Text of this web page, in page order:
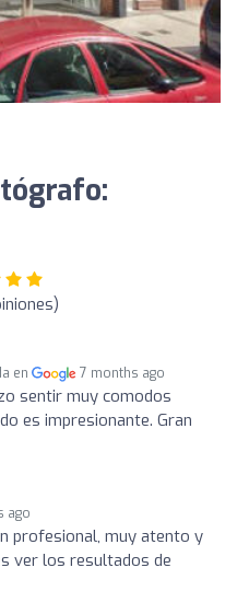
en 7 months ago
sentir muy comodos
es impresionante. Gran
ago
profesional, muy atento y
ver los resultados de